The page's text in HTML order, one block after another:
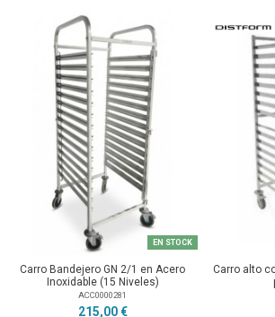
EN STOCK
Carro Bandejero GN 2/1 en Acero
Inoxidable (15 Niveles)
ACC0000281
215,00 €
Carro alto